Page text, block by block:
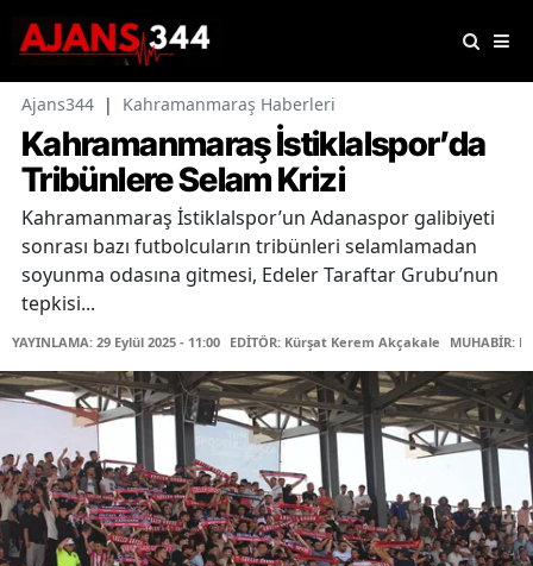
Ajans344 | Kahramanmaraş Haberleri
Kahramanmaraş İstiklalspor’da
Tribünlere Selam Krizi
Kahramanmaraş İstiklalspor’un Adanaspor galibiyeti
sonrası bazı futbolcuların tribünleri selamlamadan
soyunma odasına gitmesi, Edeler Taraftar Grubu’nun
tepkisi...
YAYINLAMA: 29 Eylül 2025 - 11:00 EDİTÖR: Kürşat Kerem Akçakale MUHABİR: